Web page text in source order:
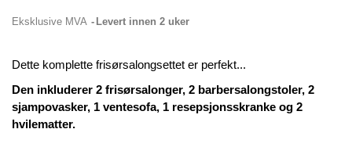
Eksklusive MVA Levert innen 2 uker
Dette komplette frisørsalongsettet er perfekt...
Den inkluderer 2 frisørsalonger, 2 barbersalongstoler, 2
sjampovasker, 1 ventesofa, 1 resepsjonsskranke og 2
hvilematter.